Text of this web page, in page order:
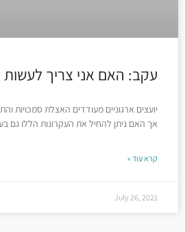
עקב: האם אני צריך
יועצים ארגוניים מעודדים האצלת סמכויות
אך האם ניתן להחיל את העקרונות הללו גם
קרא עוד »
July 26, 2021